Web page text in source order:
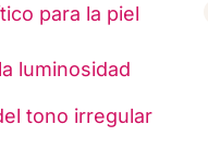
para la piel
luminosidad
tono irregular